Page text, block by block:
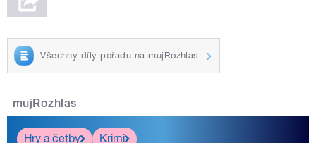
Všechny díly pořadu na mujRozhlas
mujRozhlas
Hry a četby
Krimi